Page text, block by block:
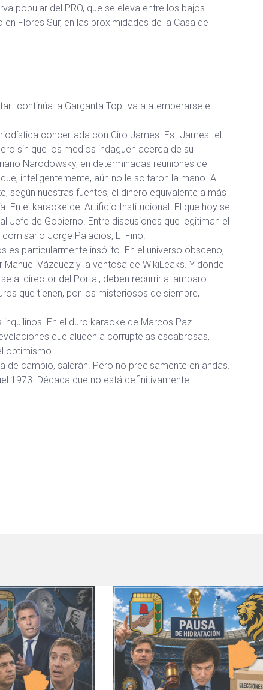
popular del PRO, que se eleva entre los bajos
Flores Sur, en las proximidades de la Casa de
-continúa la Garganta Top- va a atemperarse el
concertada con Ciro James. Es -James- el
sin que los medios indaguen acerca de su
Narodowsky, en determinadas reuniones del
inteligentemente, aún no le soltaron la mano. Al
según nuestras fuentes, el dinero equivalente a más
el karaoke del Artificio Institucional. El que hoy se
Jefe de Gobierno. Entre discusiones que legitiman el
Jorge Palacios, El Fino.
es particularmente insólito. En el universo obsceno,
Vázquez y la ventosa de WikiLeaks. Y donde
al director del Portal, deben recurrir al amparo
que tienen, por los misteriosos de siempre,
En el duro karaoke de Marcos Paz.
que aluden a corruptelas escabrosas,
optimismo.
de cambio, saldrán. Pero no precisamente en andas.
1973. Década que no está definitivamente